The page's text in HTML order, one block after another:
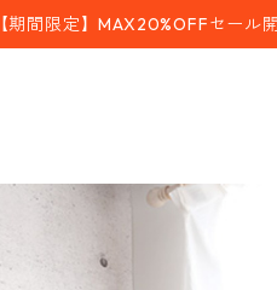
【期間限定】MAX20%OFFセール